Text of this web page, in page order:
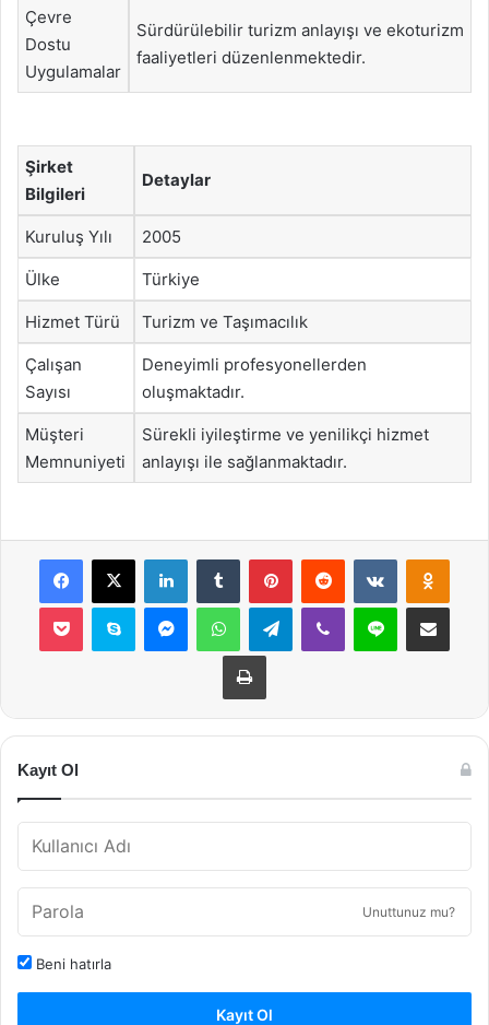
Çevre
Dostu
Uygulamalar
Sürdürülebilir turizm anlayışı ve ekoturizm
faaliyetleri düzenlenmektedir.
Şirket
Bilgileri
Detaylar
Kuruluş Yılı 2005
Ülke Türkiye
Hizmet Türü Turizm ve Taşımacılık
Çalışan
Sayısı
Deneyimli profesyonellerden
oluşmaktadır.
Müşteri
Memnuniyeti
Sürekli iyileştirme ve yenilikçi hizmet
anlayışı ile sağlanmaktadır.
Facebook
X LinkedInTumblr PinterestReddit VKontakte
Pocket Skype MessengerWhatsAppTelegramViber Line E-Posta ile
Yazdır
Kayıt Ol
Unuttunuz mu?
Beni hatırla
Kayıt Ol